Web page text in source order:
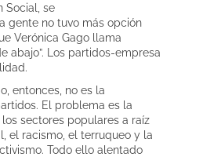
Social, se
gente no tuvo más opción
Verónica Gago llama
abajo”. Los partidos-empresa
entonces, no es la
El problema es la
sectores populares a raíz
el racismo, el terruqueo y la
Todo ello alentado